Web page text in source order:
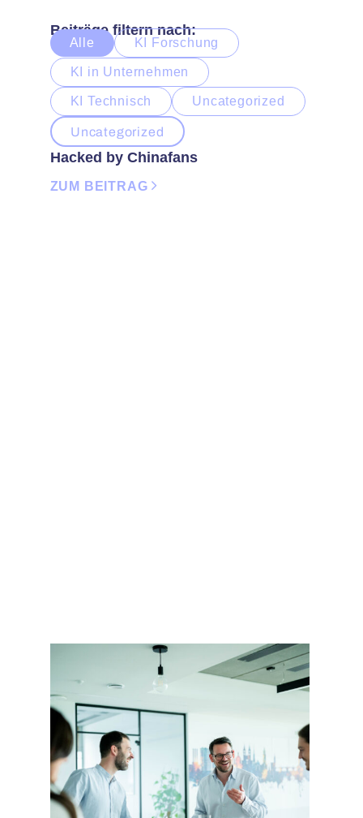
Beiträge filtern nach:
KI Forschung
KI in Unternehmen
KI Technisch Uncategorized
Alle
Uncategorized
Hacked by Chinafans
ZUM BEITRAG